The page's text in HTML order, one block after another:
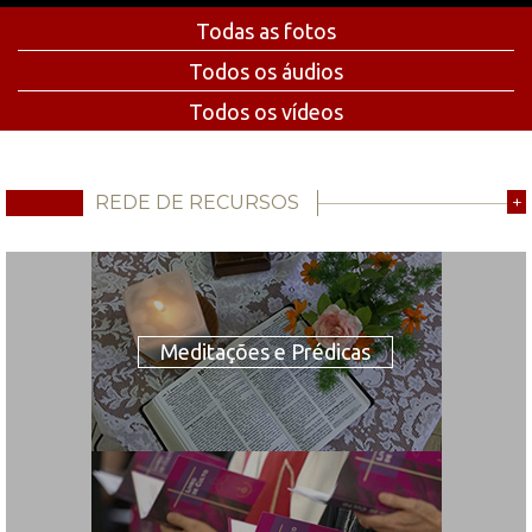
Todas as fotos
Todos os áudios
Todos os vídeos
REDE DE RECURSOS +
Meditações e Prédicas